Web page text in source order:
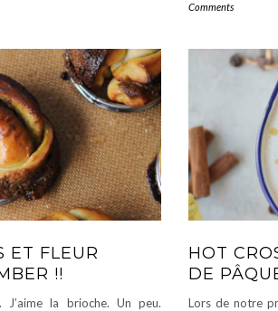
Comments
ET FLEUR
!!
J’aime la brioche. Un peu.
HOT
DE
Lors de notre